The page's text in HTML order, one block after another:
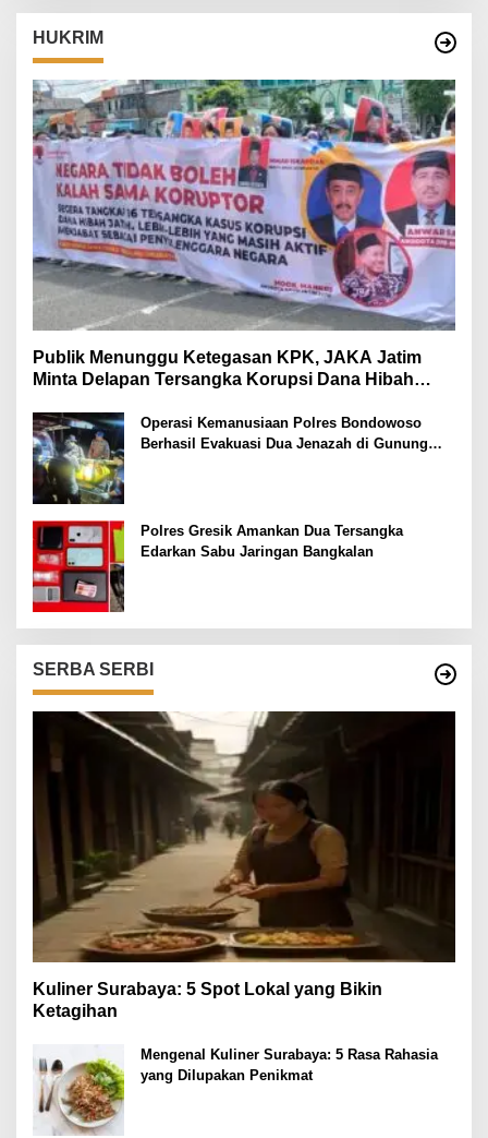
HUKRIM
Publik Menunggu Ketegasan KPK, JAKA Jatim
Minta Delapan Tersangka Korupsi Dana Hibah
Operasi Kemanusiaan Polres Bondowoso
Berhasil Evakuasi Dua Jenazah di Gunung
Polres Gresik Amankan Dua Tersangka
Edarkan Sabu Jaringan Bangkalan
SERBA SERBI
Kuliner Surabaya: 5 Spot Lokal yang Bikin
Ketagihan
Mengenal Kuliner Surabaya: 5 Rasa Rahasia
yang Dilupakan Penikmat